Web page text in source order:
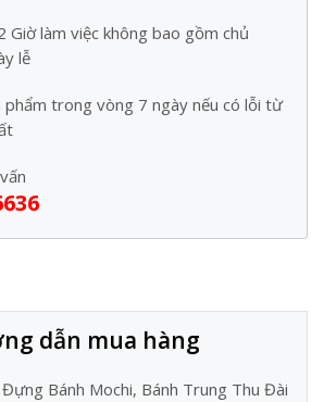
Giờ làm việc không bao gồm chủ
lễ
trong vòng 7 ngày nếu có lỗi từ
dẫn mua hàng
Bánh Mochi, Bánh Trung Thu Đài